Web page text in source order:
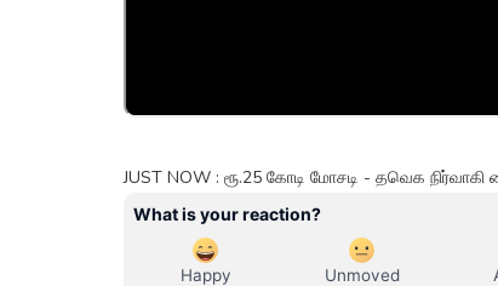
JUST NOW : ரூ.25 கோடி மோசடி - தவெக